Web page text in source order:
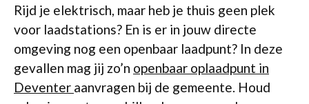
Rijd je elektrisch, maar heb je thuis geen plek
voor laadstations? En is er in jouw directe
omgeving nog een openbaar laadpunt? In deze
gevallen mag jij zo’n openbaar oplaadpunt in
Deventer aanvragen bij de gemeente. Houd